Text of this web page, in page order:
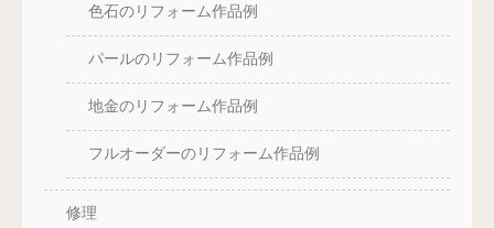
色石のリフォーム作品例
パールのリフォーム作品例
地金のリフォーム作品例
フルオーダーのリフォーム作品例
修理